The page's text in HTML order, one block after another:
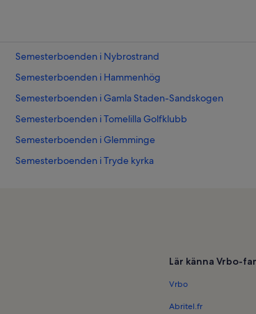
Semesterboenden i Nybrostrand
Semesterboenden i Hammenhög
Semesterboenden i Gamla Staden-Sandskogen
Semesterboenden i Tomelilla Golfklubb
Semesterboenden i Glemminge
Semesterboenden i Tryde kyrka
Lär känna Vrbo-
Vrbo
Abritel.fr